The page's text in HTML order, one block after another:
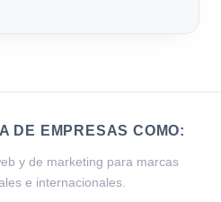
DE EMPRESAS COMO:
y de marketing para marcas
e internacionales.